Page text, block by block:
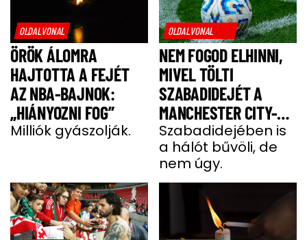
OLDALVONAL
ÖRÖK ÁLOMRA
HAJTOTTA A FEJÉT
AZ NBA-BAJNOK:
„HIÁNYOZNI FOG”
Milliók gyászolják.
OLDALVONAL
NEM FOGOD ELHINNI,
MIVEL TÖLTI
SZABADIDEJÉT A
MANCHESTER CITY-
SZTÁRJA
Szabadidejében is
a hálót bűvöli, de
nem úgy.